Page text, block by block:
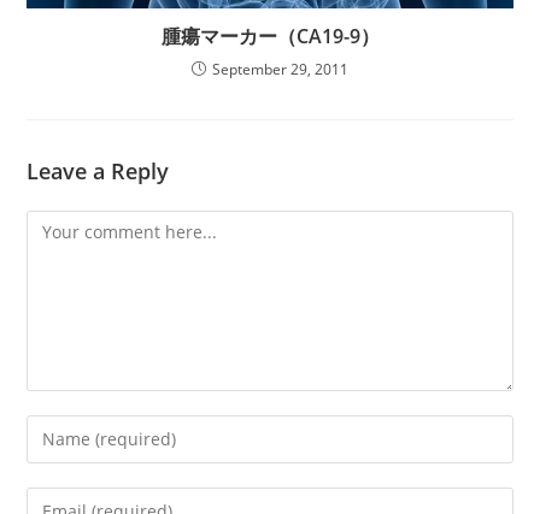
腫瘍マーカー（CA19-9）
September 29, 2011
Leave a Reply
Comment
Enter
your
name
Enter